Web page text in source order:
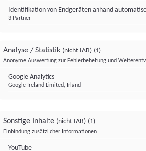
Identifikation von Endgeräten anhand
3 Partner
Analyse / Statistik (nicht IAB) (1)
Anonyme Auswertung zur Fehlerbehebung und
Google Analytics
Google Ireland Limited, Irland
Sonstige Inhalte (nicht IAB) (1)
Einbindung zusätzlicher Informationen
YouTube